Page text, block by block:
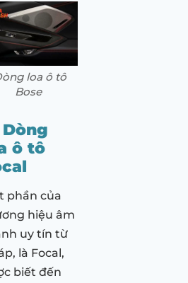
loa ô tô
Bose
ô tô
phần của
hiệu âm
uy tín từ
là Focal,
biết đến